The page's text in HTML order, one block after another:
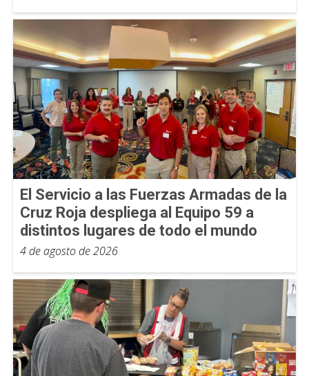
El Servicio a las Fuerzas Armadas de la
Cruz Roja despliega al Equipo 59 a
distintos lugares de todo el mundo
4 de agosto de 2026